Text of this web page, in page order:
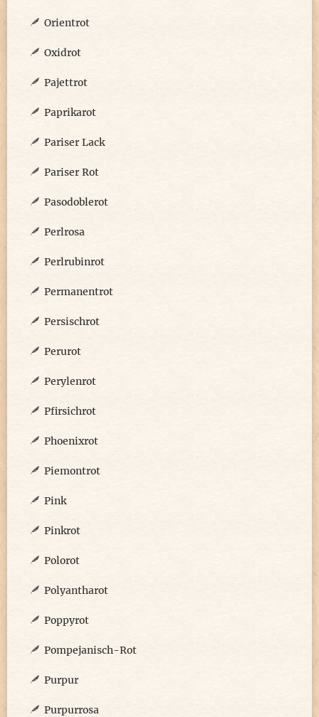
Orientrot
Oxidrot
Pajettrot
Paprikarot
Pariser Lack
Pariser Rot
Pasodoblerot
Perlrosa
Perlrubinrot
Permanentrot
Persischrot
Perurot
Perylenrot
Pfirsichrot
Phoenixrot
Piemontrot
Pink
Pinkrot
Polorot
Polyantharot
Poppyrot
Pompejanisch-Rot
Purpur
Purpurrosa